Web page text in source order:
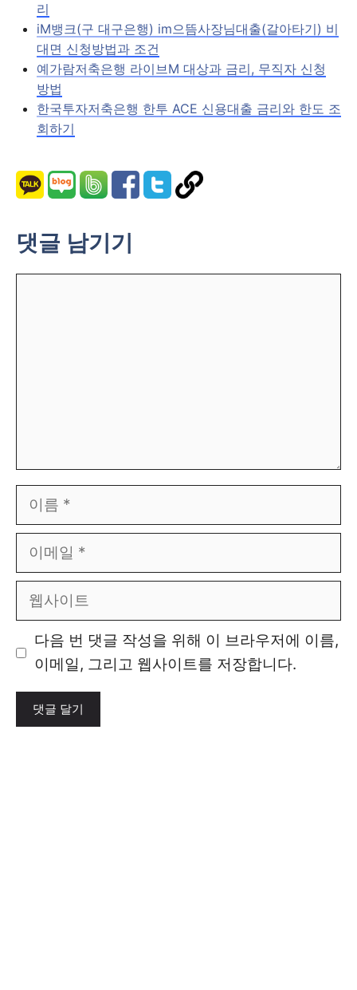
리
iM뱅크(구 대구은행) im으뜸사장님대출(갈아타기) 비
대면 신청방법과 조건
예가람저축은행 라이브M 대상과 금리, 무직자 신청
방법
한국투자저축은행 한투 ACE 신용대출 금리와 한도 조
회하기
댓글 남기기
름
메
사
트
다음 번 댓글 작성을 위해 이 브라우저에 이름,
이메일, 그리고 웹사이트를 저장합니다.